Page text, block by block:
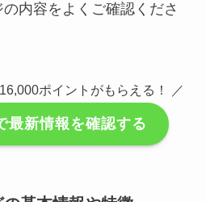
内容をよくご確認くださ
ポイントがもらえる！ ／
最新情報を確認する